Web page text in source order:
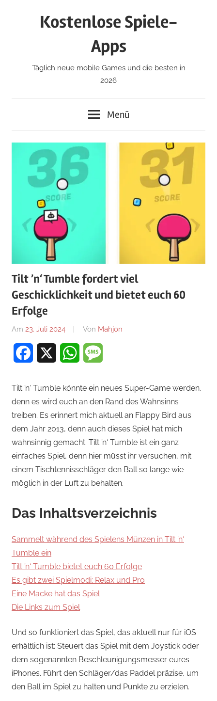
Kostenlose Spiele-
Apps
Täglich neue mobile Games und die besten in
2026
Menü
Tilt ’n‘ Tumble fordert viel
Geschicklichkeit und bietet euch 60
Erfolge
Am 23. Juli 2024 Von Mahjon
News
Facebook WhatsApp
Tilt ’n‘ Tumble könnte ein neues Super-Game werden,
denn es wird euch an den Rand des Wahnsinns
treiben. Es erinnert mich aktuell an Flappy Bird aus
dem Jahr 2013, denn auch dieses Spiel hat mich
wahnsinnig gemacht. Tilt ’n‘ Tumble ist ein ganz
einfaches Spiel, denn hier müsst ihr versuchen, mit
einem Tischtennisschläger den Ball so lange wie
möglich in der Luft zu behalten.
Das Inhaltsverzeichnis
Sammelt während des Spielens Münzen in Tilt ’n‘
Tumble ein
Tilt ’n‘ Tumble bietet euch 60 Erfolge
Es gibt zwei Spielmodi: Relax und Pro
Eine Macke hat das Spiel
Die Links zum Spiel
Und so funktioniert das Spiel, das aktuell nur für iOS
erhältlich ist: Steuert das Spiel mit dem Joystick oder
dem sogenannten Beschleunigungsmesser eures
iPhones. Führt den Schläger/das Paddel präzise, ​​um
den Ball im Spiel zu halten und Punkte zu erzielen.